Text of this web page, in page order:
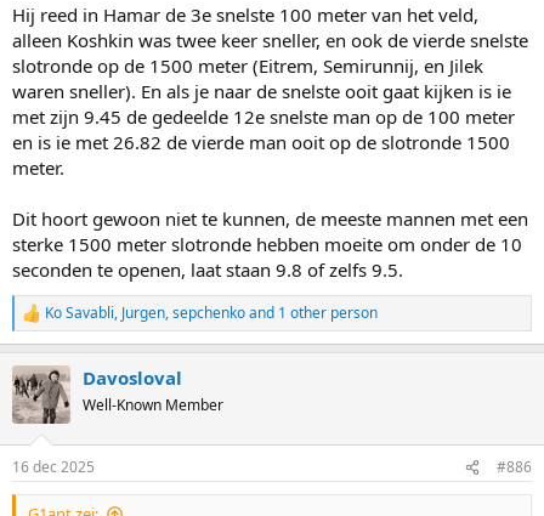
Hij reed in Hamar de 3e snelste 100 meter van het veld,
alleen Koshkin was twee keer sneller, en ook de vierde snelste
slotronde op de 1500 meter (Eitrem, Semirunnij, en Jilek
waren sneller). En als je naar de snelste ooit gaat kijken is ie
met zijn 9.45 de gedeelde 12e snelste man op de 100 meter
en is ie met 26.82 de vierde man ooit op de slotronde 1500
meter.
Dit hoort gewoon niet te kunnen, de meeste mannen met een
sterke 1500 meter slotronde hebben moeite om onder de 10
seconden te openen, laat staan 9.8 of zelfs 9.5.
R
e
c
t
i
s
:
Ko Savabli, Jurgen,sepchenkoand 1 other person
Davosloval
Well-Known Member
16 dec 2025 #886